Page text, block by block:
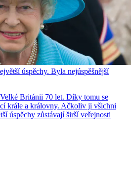
úspěchy. Byla nejúspěšnější
Británii 70 let. Díky tomu se
krále a královny. Ačkoliv ji všichni
úspěchy zůstávají širší veřejnosti